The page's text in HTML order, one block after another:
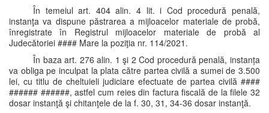
În temeiul art. 404 alin. 4 lit. i Cod procedură penală,
instanţa va dispune păstrarea a mijloacelor materiale de probă,
înregistrate în Registrul mijloacelor materiale de probă al
Judecătoriei #### Mare la poziţia nr. 114/2021.
În baza art. 276 alin. 1 şi 2 Cod procedură penală, instanța
va obliga pe inculpat la plata către partea civilă a sumei de 3.500
lei, cu titlu de cheltuieli judiciare efectuate de partea civilă ####
###### ######, astfel cum reies din factura fiscală de la filele 32
dosar instanţă şi chitanţele de la f. 30, 31, 34-36 dosar instanţă.